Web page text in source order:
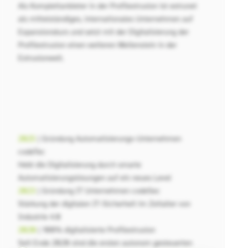
Als Komplettanbieter in der Profilextrusion ist extrunet
als mittelständiges, internationales Unternehmen auf
Expansionskurs und setzt mit der Digitalisierung der
Profilextrusion einen weiteren Meilenstein in der
Extrusionwelt.
2025
| Gründung Automatisierungs-Unternehmen
codeTec
Hebt die Digitalisierung durch smarte
Automatisierungslösungen auf ein neues Level
2023
| Gründung IT Unternehmen codeSec
Stärkung der digitalen IT-Sicherheit im Zeitalter von
Industrie 4.0
2020
| 100% digitalisierte Profilextrusion
Seit Ende 2020 sind die ersten autonom gesteuerten